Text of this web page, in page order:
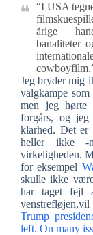
“I USA
årige
banaliteter
Jeg bryder mig
valgkampe
men jeg hørte
forgårs, og jeg
klarhed. Det er
heller ikke -
virkeligheden.
for eksempel
skulle ikke
har taget fejl
Trump
left. On many